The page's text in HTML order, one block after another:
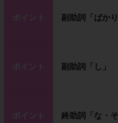
ポイント 副助詞「ばかり
ポイント 副助詞「し」
ポイント 終助詞「な・そ